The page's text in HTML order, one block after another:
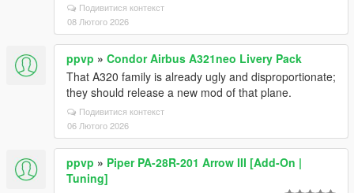
Подивитися контекст
08 Лютого 2026
ppvp » Condor Airbus A321neo Livery Pack
That A320 family is already ugly and disproportionate;
they should release a new mod of that plane.
Подивитися контекст
06 Лютого 2026
ppvp » Piper PA-28R-201 Arrow III [Add-On |
Tuning]